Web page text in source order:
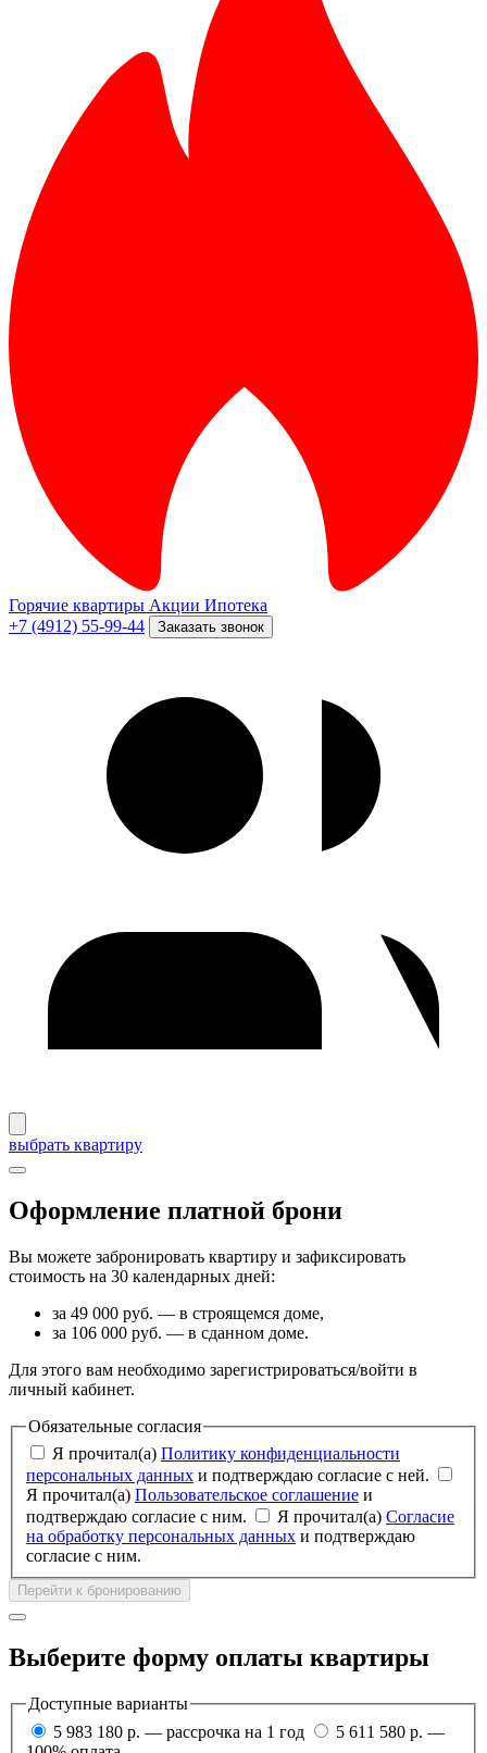
Горячие квартиры Акции Ипотека
+7 (4912) 55-99-44
Заказать звонок
выбрать квартиру
Оформление платной брони
Вы можете забронировать квартиру и зафиксировать
стоимость на 30 календарных дней:
за 49 000 руб. — в строящемся доме,
за 106 000 руб. — в сданном доме.
Для этого вам необходимо зарегистрироваться/войти в
личный кабинет.
Обязательные согласия
Я прочитал(а) Политику конфиденциальности
персональных данных и подтверждаю согласие с ней.
Я прочитал(а) Пользовательское соглашение
подтверждаю согласие с ним.
Я прочитал(а) Согласие
на обработку персональных данных
согласие с ним.
Перейти к бронированию
Выберите форму оплаты квартиры
Доступные варианты
5 983 180 р. — рассрочка на 1 год
5 611 580 р. —